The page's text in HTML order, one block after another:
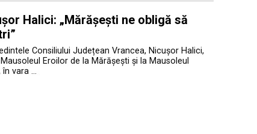
Halici: „Mărășești ne obligă să
Consiliului Județean Vrancea, Nicușor Halici,
Eroilor de la Mărășești și la Mausoleul
în vara …